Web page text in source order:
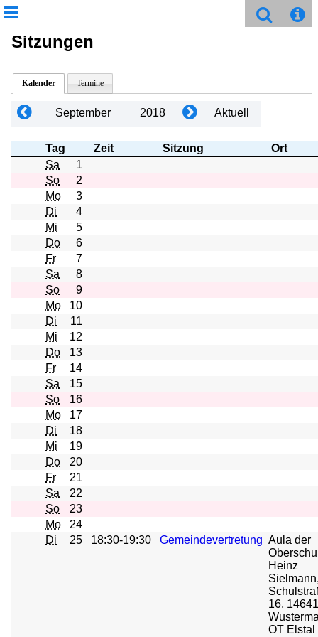
Sitzungen
Kalender Termine
September 2018 Aktuell
Tag Zeit Sitzung
Ort
Sa
1
So
2
Mo
3
Di
4
Mi
5
Do
6
Fr
7
Sa
8
So
9
Mo
10
Di
11
Mi
12
Do
13
Fr
14
Sa
15
So
16
Mo
17
Di
18
Mi
19
Do
20
Fr
21
Sa
22
So
23
Mo
24
Di
25 18:30-19:30 Gemeindevertretung Aula der
Heinz
16, 14641
OT Elstal